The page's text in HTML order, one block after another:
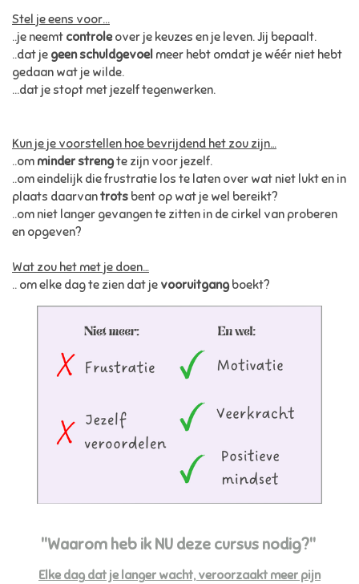
Stel je eens voor...
..je neemt controleover je keuzes en je leven. Jij bepaalt.
..dat je geen schuldgevoel meer hebt omdat je wéér niet hebt
gedaan wat je wilde.
...dat je stopt met jezelf tegenwerken.
Kun je je voorstellen hoe bevrijdend het zou zijn…
..om minder strengte zijn voor jezelf.
..om eindelijk die frustratie los te laten over wat niet lukt en in
plaats daarvantrots bent op wat je wel bereikt?
..om niet langer gevangen te zitten in de cirkel van proberen
en opgeven?
Wat zou het met je doen…
.. om elke dag te zien dat je vooruitgangboekt?
"Waarom heb ik NU deze cursus nodig?"
Elke dag dat je langer wacht, veroorzaakt meer pijn